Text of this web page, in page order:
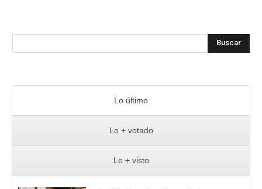
Buscar
Lo último
Lo + votado
Lo + visto